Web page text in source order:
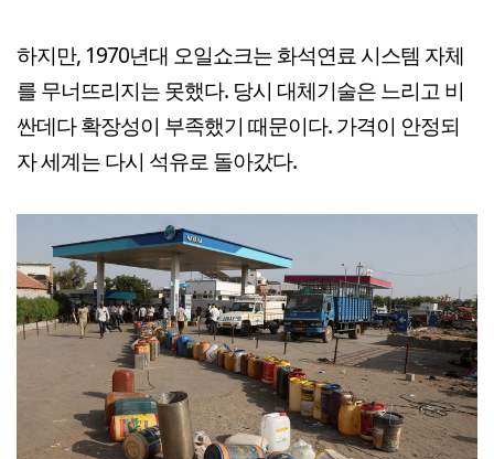
하지만, 1970년대 오일쇼크는 화석연료 시스템 자체
를 무너뜨리지는 못했다. 당시 대체기술은 느리고 비
싼데다 확장성이 부족했기 때문이다. 가격이 안정되
자 세계는 다시 석유로 돌아갔다.